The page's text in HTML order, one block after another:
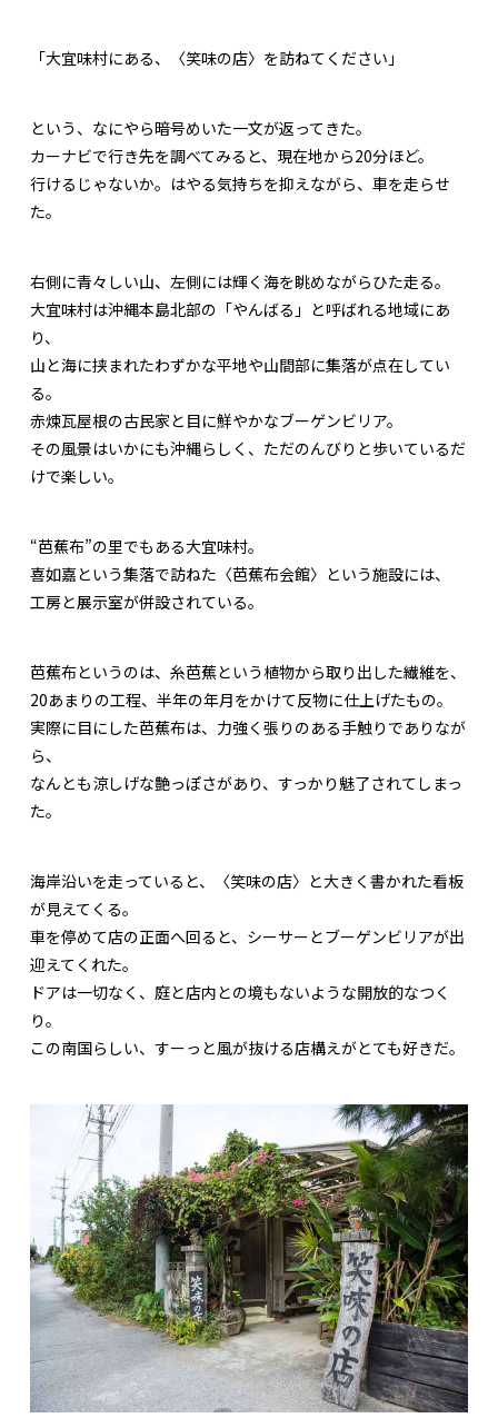
「大宜味村にある、〈笑味の店〉を訪ねてください」
という、なにやら暗号めいた一文が返ってきた。
カーナビで行き先を調べてみると、現在地から20分ほど。
行けるじゃないか。はやる気持ちを抑えながら、車を走らせ
た。
右側に青々しい山、左側には輝く海を眺めながらひた走る。
大宜味村は沖縄本島北部の「やんばる」と呼ばれる地域にあ
り、
山と海に挟まれたわずかな平地や山間部に集落が点在してい
る。
赤煉瓦屋根の古民家と目に鮮やかなブーゲンビリア。
その風景はいかにも沖縄らしく、ただのんびりと歩いているだ
けで楽しい。
“芭蕉布”の里でもある大宜味村。
喜如嘉という集落で訪ねた〈芭蕉布会館〉という施設には、
工房と展示室が併設されている。
芭蕉布というのは、糸芭蕉という植物から取り出した繊維を、
20あまりの工程、半年の年月をかけて反物に仕上げたもの。
実際に目にした芭蕉布は、力強く張りのある手触りでありなが
ら、
なんとも涼しげな艶っぽさがあり、すっかり魅了されてしまっ
た。
海岸沿いを走っていると、〈笑味の店〉と大きく書かれた看板
が見えてくる。
車を停めて店の正面へ回ると、シーサーとブーゲンビリアが出
迎えてくれた。
ドアは一切なく、庭と店内との境もないような開放的なつく
り。
この南国らしい、すーっと風が抜ける店構えがとても好きだ。